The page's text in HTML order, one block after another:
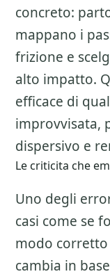
concreto:
mappano i
frizione e
alto impatto.
efficace di
improvvisata,
dispersivo e
Le criticita che
Uno degli
casi come se
modo
cambia in